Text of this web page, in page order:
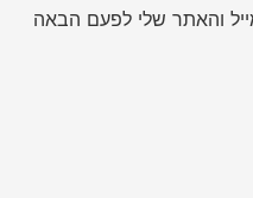
והאתר שלי לפעם הבאה